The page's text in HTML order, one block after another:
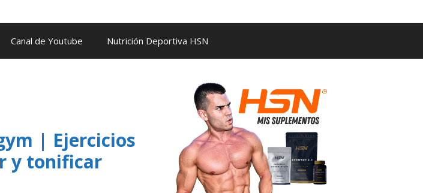
Canal de Youtube Nutrición Deportiva HSN
| Ejercicios
y tonificar